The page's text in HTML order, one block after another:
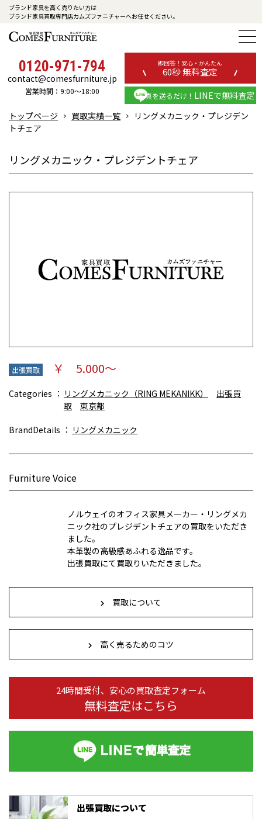
ブランド家具を高く売りたい方は
ブランド家具買取専門店カムズファニチャーへお任せください。
0120-971-794
contact@comesfurniture.jp
営業時間：9:00～18:00
即回答！安心・かんたん
60秒 無料査定
写真を送るだけ！ LINEで無料査定
トップページ 買取実績一覧
リングメカニック・プレジデン
トチェア
リングメカニック・プレジデントチェア
出張買取 ￥ 5.000～
Categories リングメカニック（RING MEKANIKK）
出張買
取
東京都
BrandDetails リングメカニック
Furniture Voice
ノルウェイのオフィス家具メーカー・リングメカ
ニック社のプレジデントチェアの買取をいただき
ました。
本革製の高級感あふれる逸品です。
出張買取にて買取りいただきました。
買取について
高く売るためのコツ
24時間受付、安心の買取査定フォーム
無料査定はこちら
出張買取について